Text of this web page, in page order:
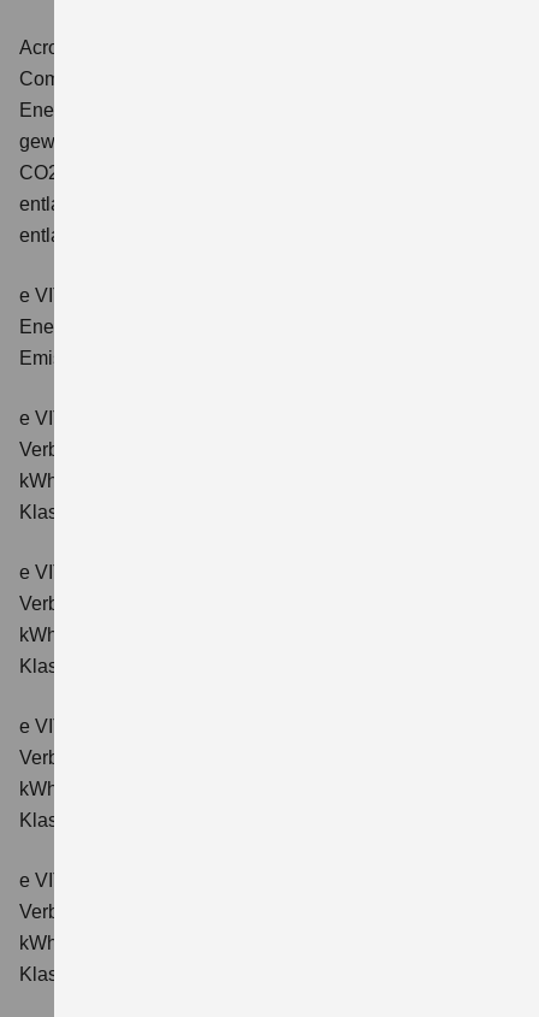
Across 2.5 PLUG-IN HYBRID CVT
Comfort+
Energieverbrauch: 17,1kWh/100km plus 1,0 l/100 km;
gewichtet kombinierter Wert der CO2-Emission: 22 g/km;
CO2-Klasse: B; kombinierter Kraftstoffverbrauch bei
entladener Batterie: 6,6 l/100km; CO2-Klasse (bei
entladener Batterie): E.
e VITARA eAxle Club (49 kWh-Batterie)
Energieverbrauch kombiniert: 14,9 kWh/100km; CO₂-
Emissionen kombiniert: 0 g/km; CO₂-Klasse: A.
e VITARA eAxle Comfort (61 kWh-Batterie)
Verbrauchswerte: Energieverbrauch kombiniert: 15,1
kWh/100km; CO₂-Emissionen kombiniert: 0 g/km; CO₂-
Klasse: A.
e VITARA eAxle ALLGRIP-e Comfort (61 kWh-Batterie)
Verbrauchswerte: Energieverbrauch kombiniert: 16,6
kWh/100km; CO₂-Emissionen kombiniert: 0 g/km; CO₂-
Klasse: A.
e VITARA eAxle Comfort+ (61 kWh-Batterie)
Verbrauchswerte: Energieverbrauch kombiniert: 15,1
kWh/100km; CO₂-Emissionen kombiniert: 0 g/km; CO₂-
Klasse: A.
e VITARA eAxle ALLGRIP-e Comfort+ (61 kWh-Batterie)
Verbrauchswerte: Energieverbrauch kombiniert: 16,6
kWh/100 km; CO₂-Emissionen kombiniert: 0 g/km; CO₂-
Klasse: A.